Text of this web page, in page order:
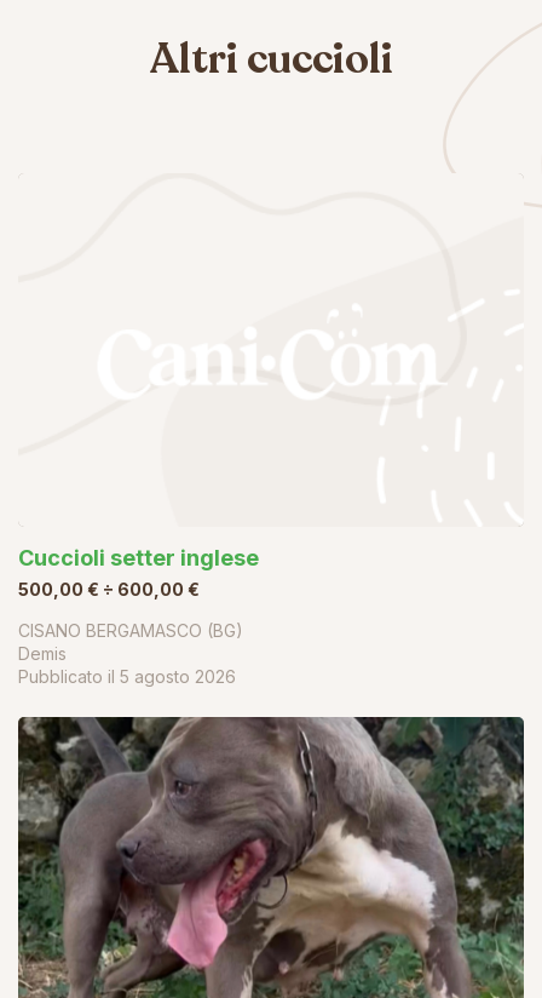
Altri cuccioli
Cuccioli setter inglese
500,00 € ÷ 600,00 €
CISANO BERGAMASCO (BG)
Demis
Pubblicato il 5 agosto 2026